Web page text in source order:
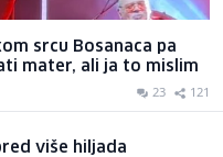
srcu Bosanaca pa
mater, ali ja to mislim
23 121
više hiljada